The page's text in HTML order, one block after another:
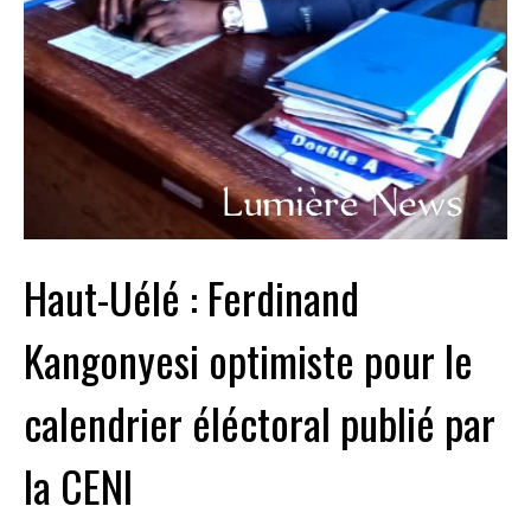
Haut-Uélé : Ferdinand
Kangonyesi optimiste pour le
calendrier éléctoral publié par
la CENI